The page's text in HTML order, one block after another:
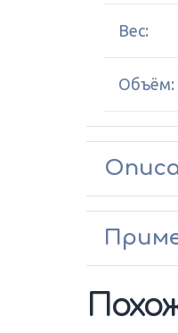
Вес:
Объём: